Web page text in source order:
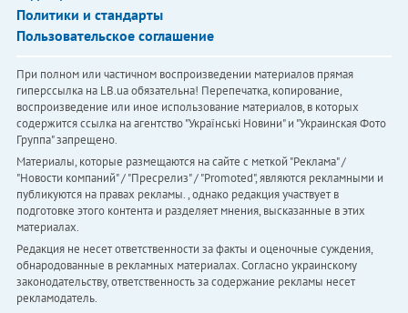
Политики и стандарты
Пользовательское соглашение
При полном или частичном воспроизведении материалов прямая
гиперссылка на LB.ua обязательна! Перепечатка, копирование,
воспроизведение или иное использование материалов, в которых
содержится ссылка на агентство "Українськi Новини" и "Украинская Фото
Группа" запрещено.
Материалы, которые размещаются на сайте с меткой "Реклама" /
"Новости компаний" / "Пресрелиз" / "Promoted", являются рекламными и
публикуются на правах рекламы. , однако редакция участвует в
подготовке этого контента и разделяет мнения, высказанные в этих
материалах.
Редакция не несет ответственности за факты и оценочные суждения,
обнародованные в рекламных материалах. Согласно украинскому
законодательству, ответственность за содержание рекламы несет
рекламодатель.